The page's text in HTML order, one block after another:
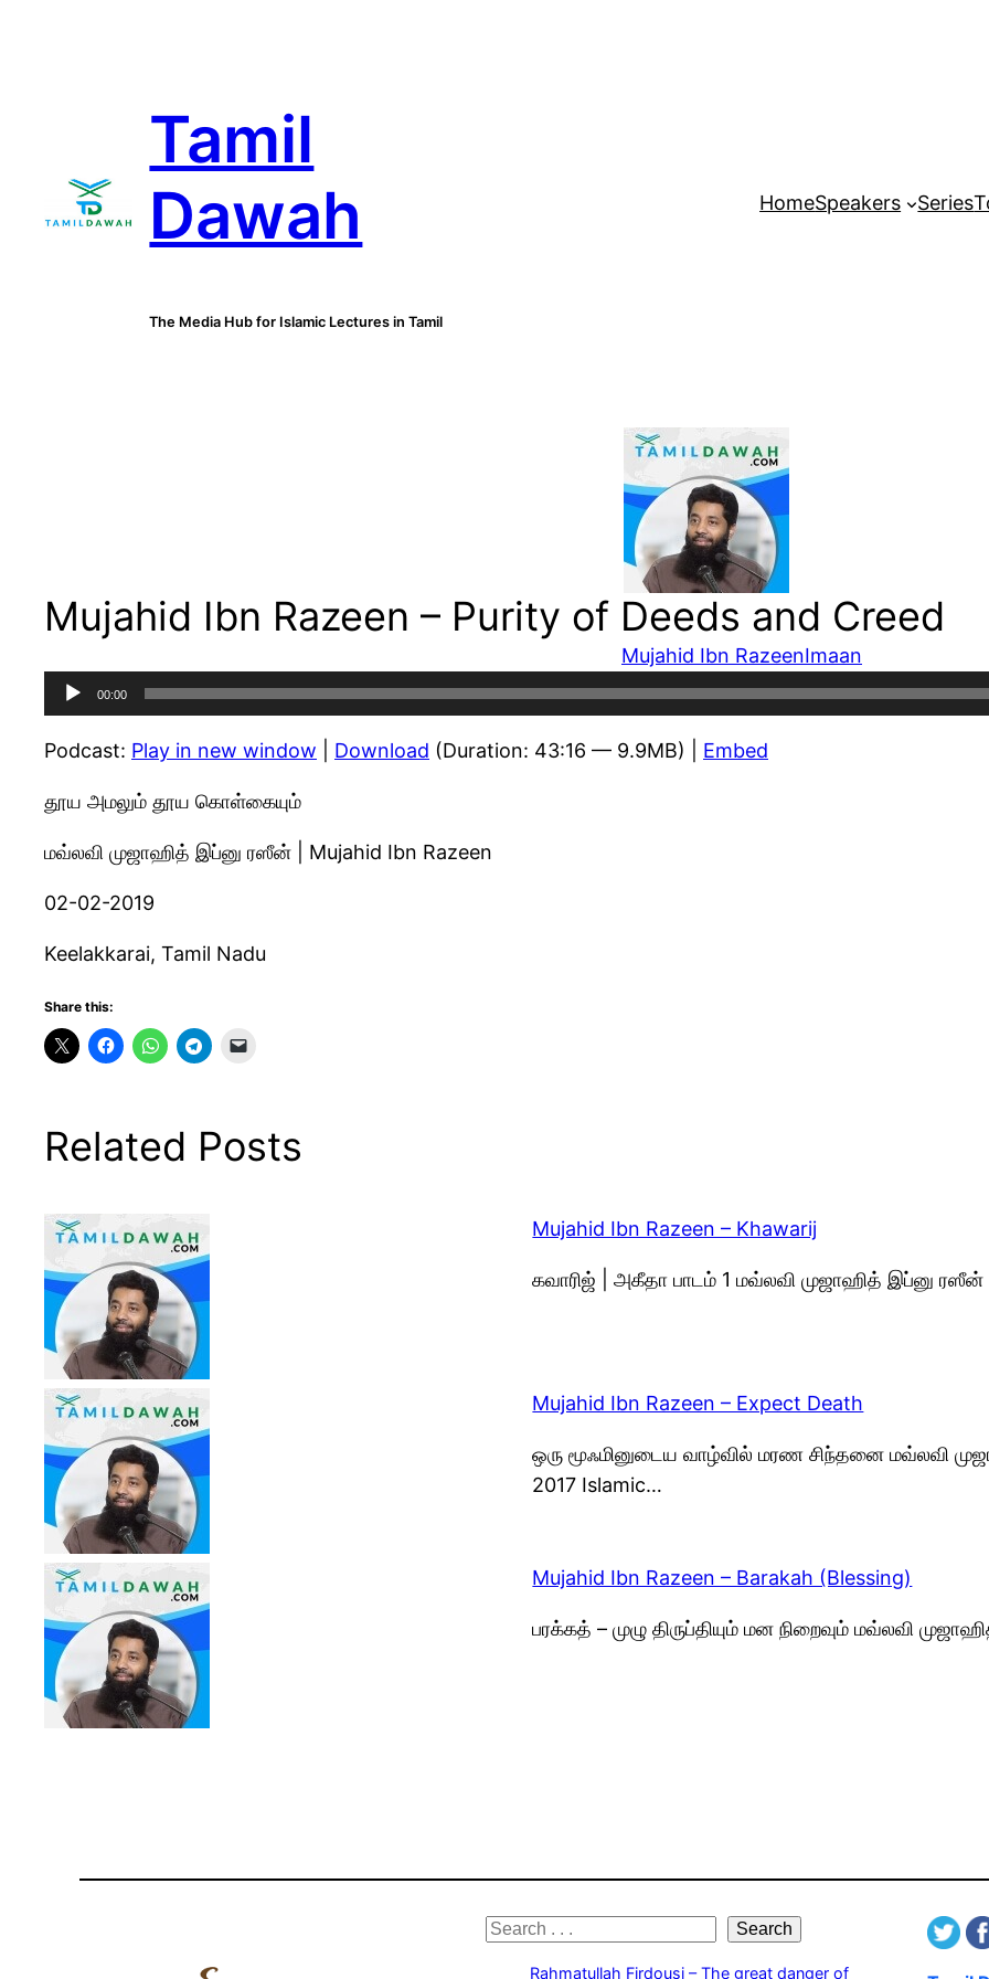
Tamil
Dawah
The Media Hub for Islamic Lectures in Tamil
HomeSpeakers Series
Mujahid Ibn Razeen – Purity of Deeds and Creed
Mujahid Ibn RazeenImaan
Audio
Player
00:00
Podcast: Play in new window Download (Duration: 43:16 — 9.9MB) | Embed
தூய அமலும் தூய கொள்கையும்
மவ்லவி முஜாஹித் இப்னு ரஸீன் | Mujahid Ibn Razeen
02-02-2019
Keelakkarai, Tamil Nadu
Share this:
Related Posts
Mujahid Ibn Razeen – Khawarij
கவாரிஜ் | அகீதா பாடம் 1 மவ்லவி முஜாஹித் இப்னு
Mujahid Ibn Razeen – Expect Death
ஒரு மூஃமினுடைய வாழ்வில் மரண சிந்தனை மவ்லவி
2017 Islamic…
Mujahid Ibn Razeen – Barakah (Blessing)
பரக்கத் – முழு திருப்தியும் மன நிறைவும் மவ்லவி
S
Search
Rahmatullah Firdousi – The great danger of